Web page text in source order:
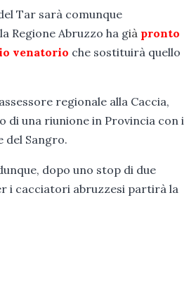
Tar sarà comunque
Regione Abruzzo ha già pronto
venatorio che sostituirà quello
regionale alla Caccia,
di una riunione in Provincia con i
del Sangro.
dopo uno stop di due
i cacciatori abruzzesi partirà la